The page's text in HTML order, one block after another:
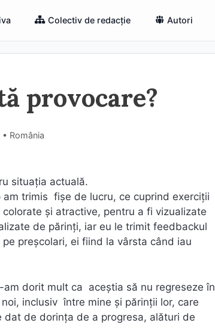
Colectiv de redacție Autori
provocare?
România
situaţia actuală.
am trimis fişe de lucru, ce cuprind exerciţii
şi atractive, pentru a fi vizualizate
de părinţi, iar eu le trimit feedbackul
preşcolari, ei fiind la vârsta când iau
dorit mult ca aceştia să nu regreseze în
inclusiv între mine şi părinţii lor, care
de dorinţa de a progresa, alături de